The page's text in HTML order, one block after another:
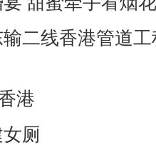
二线香港管道
港
厕